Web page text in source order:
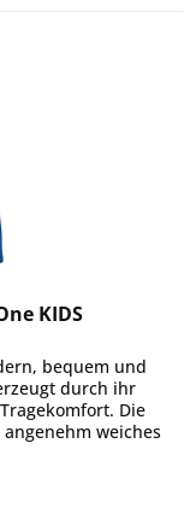
KIDS
bequem und
durch ihr
Die
weiches